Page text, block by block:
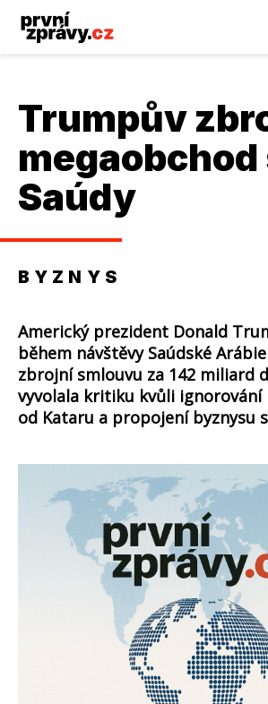
Trumpův
megaobchod
Saúdy
BYZNYS
Americký prezident Donald
během návštěvy Saúdské
zbrojní smlouvu za 142 miliard
vyvolala kritiku kvůli ignorování
od Kataru a propojení byznysu